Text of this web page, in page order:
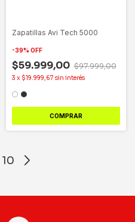
Zapatillas Avi Tech 5000
-39% OFF
$59.999,00 $97.999,00
3 x $19.999,67 sin interés
COMPRAR
10